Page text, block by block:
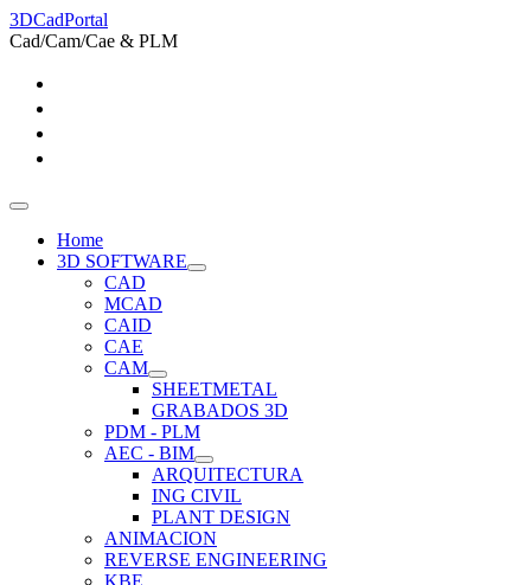
3DCadPortal
Cad/Cam/Cae & PLM
Home
3D SOFTWARE
CAD
MCAD
CAID
CAE
CAM
SHEETMETAL
GRABADOS 3D
PDM - PLM
AEC - BIM
ARQUITECTURA
ING CIVIL
PLANT DESIGN
ANIMACION
REVERSE ENGINEERING
KBE